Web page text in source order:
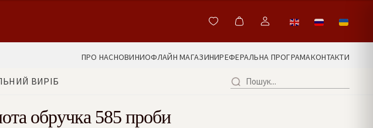
ПРО НАСНОВИНИОФЛАЙН МАГАЗИНИРЕФЕРАЛЬНА ПРОГРАМАКОНТАКТИ
ВИРІБ
обручка 585 проби